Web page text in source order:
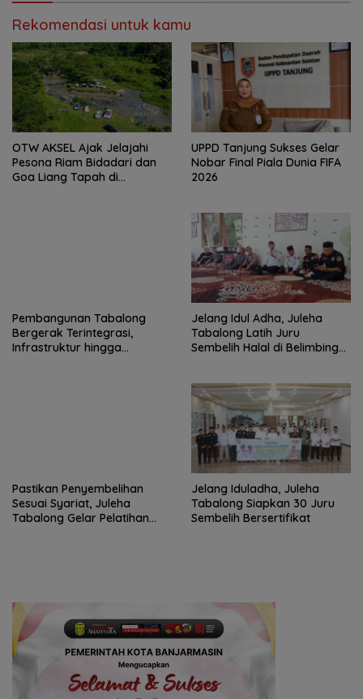
Rekomendasi untuk kamu
OTW AKSEL Ajak Jelajahi
Pesona Riam Bidadari dan
Goa Liang Tapah di
UPPD Tanjung Sukses Gelar
Nobar Final Piala Dunia FIFA
2026
Pembangunan Tabalong
Bergerak Terintegrasi,
Infrastruktur hingga
Jelang Idul Adha, Juleha
Tabalong Latih Juru
Sembelih Halal di Belimbing
Pastikan Penyembelihan
Sesuai Syariat, Juleha
Tabalong Gelar Pelatihan
Jelang Iduladha, Juleha
Tabalong Siapkan 30 Juru
Sembelih Bersertifikat